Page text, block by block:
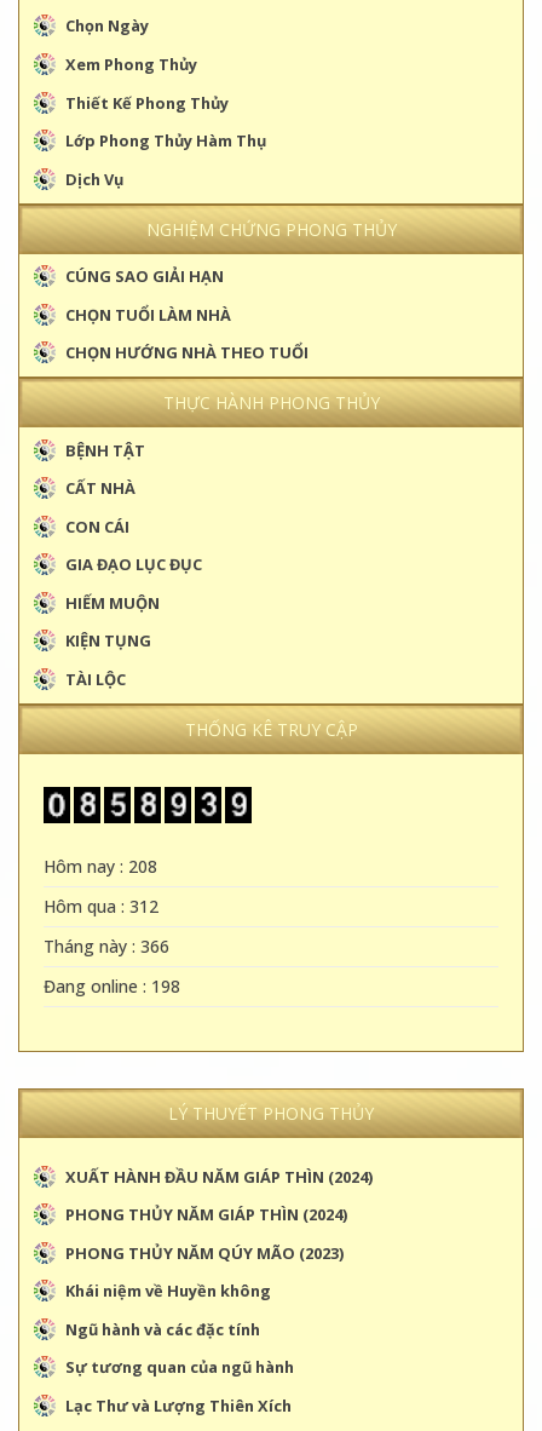
Chọn Ngày
Xem Phong Thủy
Thiết Kế Phong Thủy
Lớp Phong Thủy Hàm Thụ
Dịch Vụ
NGHIỆM CHỨNG PHONG THỦY
CÚNG SAO GIẢI HẠN
CHỌN TUỔI LÀM NHÀ
CHỌN HƯỚNG NHÀ THEO TUỔI
THỰC HÀNH PHONG THỦY
BỆNH TẬT
CẤT NHÀ
CON CÁI
GIA ĐẠO LỤC ĐỤC
HIẾM MUỘN
KIỆN TỤNG
TÀI LỘC
THỐNG KÊ TRUY CẬP
Hôm nay : 208
Hôm qua : 312
Tháng này : 366
Đang online : 198
LÝ THUYẾT PHONG THỦY
XUẤT HÀNH ĐẦU NĂM GIÁP THÌN (2024)
PHONG THỦY NĂM GIÁP THÌN (2024)
PHONG THỦY NĂM QÚY MÃO (2023)
Khái niệm về Huyền không
Ngũ hành và các đặc tính
Sự tương quan của ngũ hành
Lạc Thư và Lượng Thiên Xích